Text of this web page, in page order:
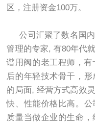
区，注册资金100万。
公司汇聚了数名国内
管理的专家, 有80年代
谱用阀的老工程师，
后的年轻技术骨干，
的局面, 经营方式高效
快、性能价格比高。
质量当做企业的生命